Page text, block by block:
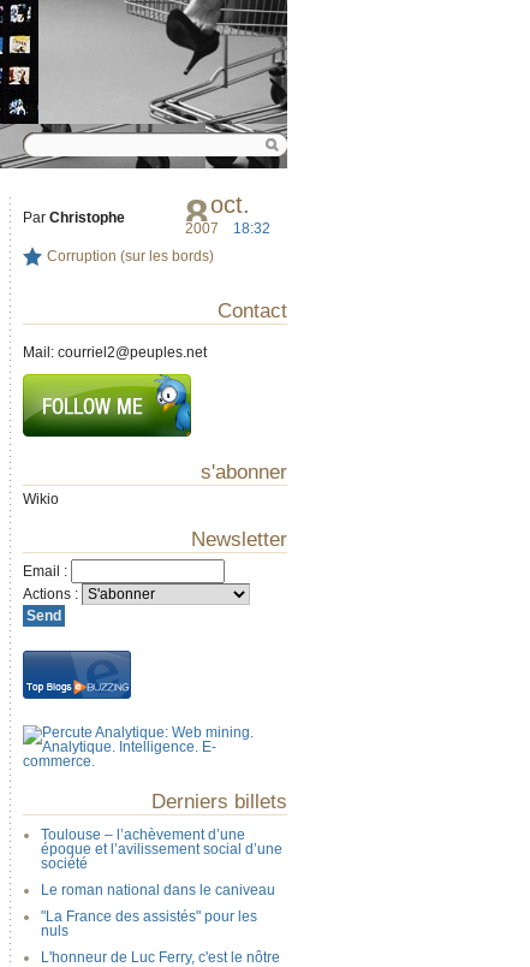
8oct.
2007 18:32
Par Christophe
Corruption (sur les bords)
Contact
Mail: courriel2@peuples.net
s'abonner
Wikio
Newsletter
Email :
Actions :
Derniers billets
Toulouse – l’achèvement d’une
époque et l’avilissement social d’une
société
Le roman national dans le caniveau
"La France des assistés" pour les
nuls
L'honneur de Luc Ferry, c'est le nôtre